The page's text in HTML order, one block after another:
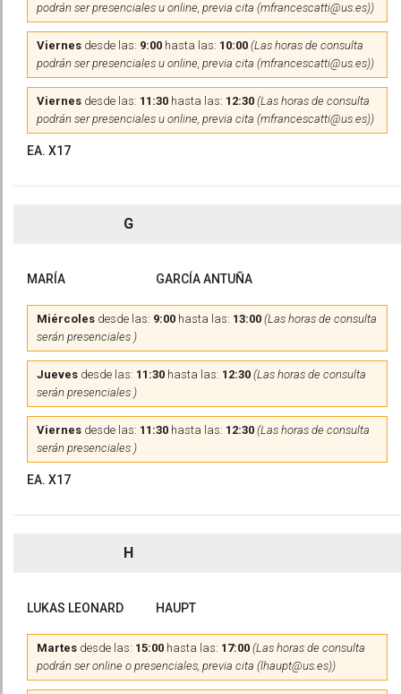
podrán ser presenciales u online, previa cita (mfrancescatti@us.es))
Viernes desde las: 9:00 hasta las: 10:00 (Las horas de consulta
podrán ser presenciales u online, previa cita (mfrancescatti@us.es))
Viernes desde las: 11:30 hasta las: 12:30 (Las horas de consulta
podrán ser presenciales u online, previa cita (mfrancescatti@us.es))
EA. X17
G
MARÍA GARCÍA ANTUÑA
Miércoles desde las: 9:00 hasta las: 13:00 (Las horas de consulta
serán presenciales )
Jueves desde las: 11:30 hasta las: 12:30 (Las horas de consulta
serán presenciales )
Viernes desde las: 11:30 hasta las: 12:30 (Las horas de consulta
serán presenciales )
EA. X17
H
LUKAS LEONARD HAUPT
Martes desde las: 15:00 hasta las: 17:00 (Las horas de consulta
podrán ser online o presenciales, previa cita (lhaupt@us.es))